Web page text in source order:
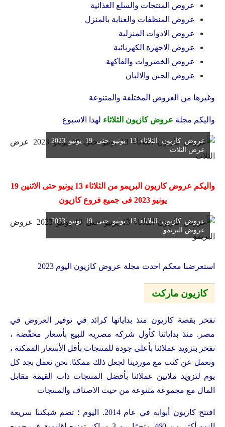
عروض المنتجات والسلع الغذائية
عروض المنظفات والعناية بالمنزل
عروض الادوات المنزلية
عروض الاجهزة الكهربائية
عروض الخضروات والفاكهة
عروض الجبن والالبان
وغيرها من العروض المختلفة والمتنوعة
واليكم مجلة عروض كازيون الثلاثاء لهذا الاسبوع
عروض كازيون الثلاثاء 13 يونيو حتى 19 يونيو 2023
عرض التلات
واليكم عروض كازيون البريمو من الثلاثاء 13 يونيو حتى الاثنين 19
يونيو 2023 فى جميع فروع كازيون
عروض كازيون الثلاثاء 13 يونيو حتى 19 يونيو 2023
عروض البريمو
استعرضنا معكم احدث مجلة عروض كازيون اليوم 2023
كازيون ماركت
نفخر بقصة كازيون منذ بداياتها كرائد في توفير العروض في
مصر. منذ بداياتنا كأول شركه مصريه للبيع بأسعار مخفّضة ،
نفخر بتزويد عملائنا بأعلى جودة للمنتجات بأقل الأسعار الممكنة ،
ونعمل عن كثب مع موردينا لجعل ذلك ممكنًا. نحن نعمل بجد كل
يوم لتزويد ملايين عملائنا بأفضل المنتجات ذات القيمة مقابل
المال مع مجموعة متنوعة من حيث الاصناف والمنتجات
افتتح كازيون أبوابه في عام 2014. اليوم ؛ تضم شبكتنا سريعة